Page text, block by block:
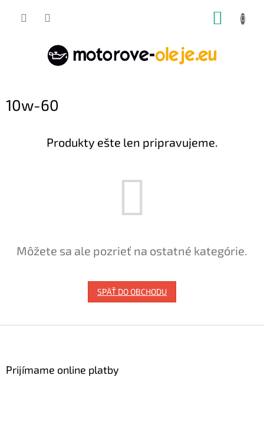
10w-60
Produkty ešte len pripravujeme.
Môžete sa ale pozrieť na ostatné kategórie.
SPÄŤ DO OBCHODU
Prijímame online platby